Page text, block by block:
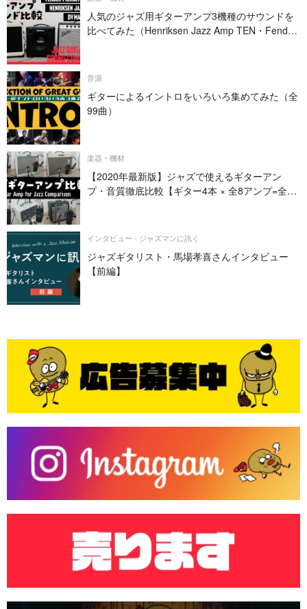
人気のジャズ用ギターアンプ3機種のサウンドを
比べてみた（Henriksen Jazz Amp TEN・Fender
音源
ギターによるイントロをいろいろ集めてみた（全
99曲）
楽器・機材
【2020年最新版】ジャズで使えるギターアン
プ・音質徹底比較【ギター4本 × 全8アンプ=全32
インタビュー - ジャズマンに訊く
ジャズギタリスト・馬場孝喜さんインタビュー
【前編】